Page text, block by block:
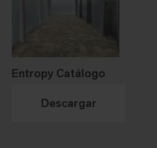
Entropy Catálogo
Descargar